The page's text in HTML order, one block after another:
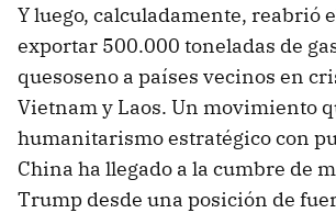
Y luego, calculadamente, reabrió
exportar 500.000 toneladas de
quesoseno a países vecinos en
Vietnam y Laos. Un movimiento
humanitarismo estratégico con
China ha llegado a la cumbre de
Trump desde una posición de